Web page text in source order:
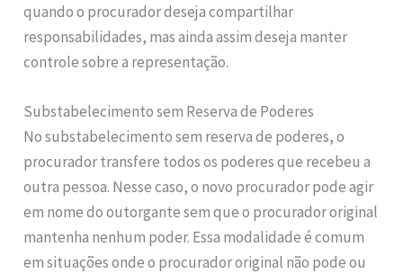
quando o procurador deseja compartilhar
responsabilidades, mas ainda assim deseja manter
controle sobre a representação.
Substabelecimento sem Reserva de Poderes
No substabelecimento sem reserva de poderes, o
procurador transfere todos os poderes que recebeu a
outra pessoa. Nesse caso, o novo procurador pode agir
em nome do outorgante sem que o procurador original
mantenha nenhum poder. Essa modalidade é comum
em situações onde o procurador original não pode ou